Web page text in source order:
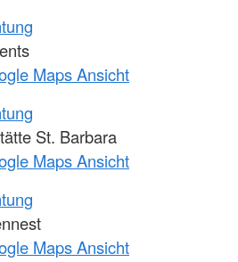
Maps Ansicht
St. Barbara
Maps Ansicht
Maps Ansicht